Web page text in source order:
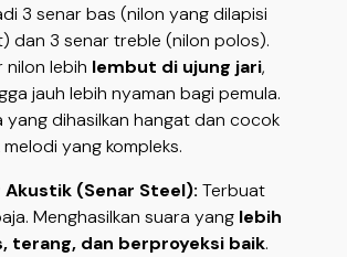
3 senar bas (nilon yang dilapisi
dan 3 senar treble (nilon polos).
nilon lebih lembut di ujung jari,
jauh lebih nyaman bagi pemula.
yang dihasilkan hangat dan cocok
yang kompleks.
Akustik (Senar Steel): Terbuat
Menghasilkan suara yang lebih
terang, dan berproyeksi baik.